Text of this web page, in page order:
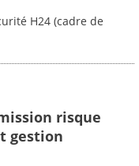
H24 (cadre de
risque
gestion